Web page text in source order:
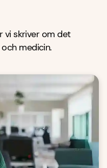
vi skriver om det
medicin.